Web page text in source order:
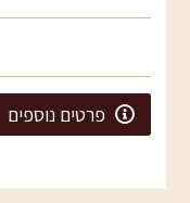
פרטים נוספים